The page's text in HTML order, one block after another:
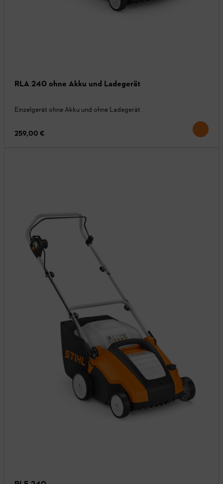
RLA 240 ohne Akku und Ladegerät
Einzelgerät ohne Akku und ohne Ladegerät
259,00 €